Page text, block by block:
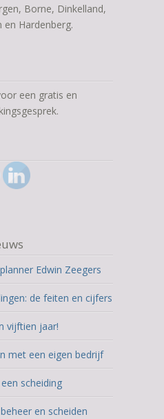
Borne, Dinkelland,
Hardenberg.
een gratis en
Edwin Zeegers
de feiten en cijfers
vijftien jaar!
met een eigen bedrijf
scheiding
en scheiden